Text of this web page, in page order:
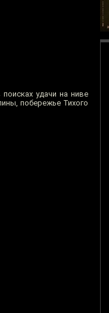
удачи на ниве
побережье Тихого